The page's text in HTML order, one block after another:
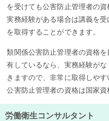
を受けても公害防止管理者の資
実務経験がある場合は講義を
を取得することができます。
類関係公害防止管理者の資格
有しているなら、実務経験が
きますので、非常に取得しや
公害防止管理者の資格は国家資
労働衛生コンサルタント